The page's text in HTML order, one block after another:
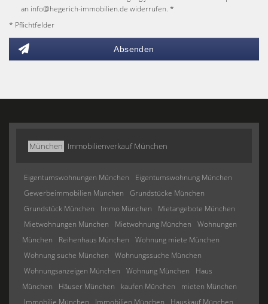
an info@hegerich-immobilien.de widerrufen. *
* Pflichtfelder
Absenden
München Immobilienverkauf München
Eigentumswohnungen München
Eigentumswohnung München
Gewerbeimmobilien München
Grundstücke München
Grundstück München
Immo München
Mietangebote München
Mietwohnungen München
Mietwohnung München
Wohnungen
München
Reihenhaus München
Wohnung miete München
Wohnung suche München
Wohnungssuche München
Wohnungsanzeigen München
Wohnung München
Haus
München
Häuser München kaufen München
mieten München
Immobilie München
Immobilien München
Hauskauf München